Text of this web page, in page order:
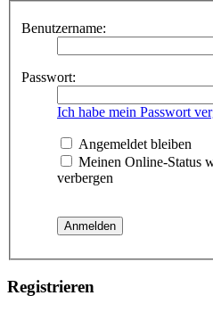
Benutzername:
Passwort:
Ich habe mein Passwort
Angemeldet bleiben
Meinen Online-Status
verbergen
Registrieren